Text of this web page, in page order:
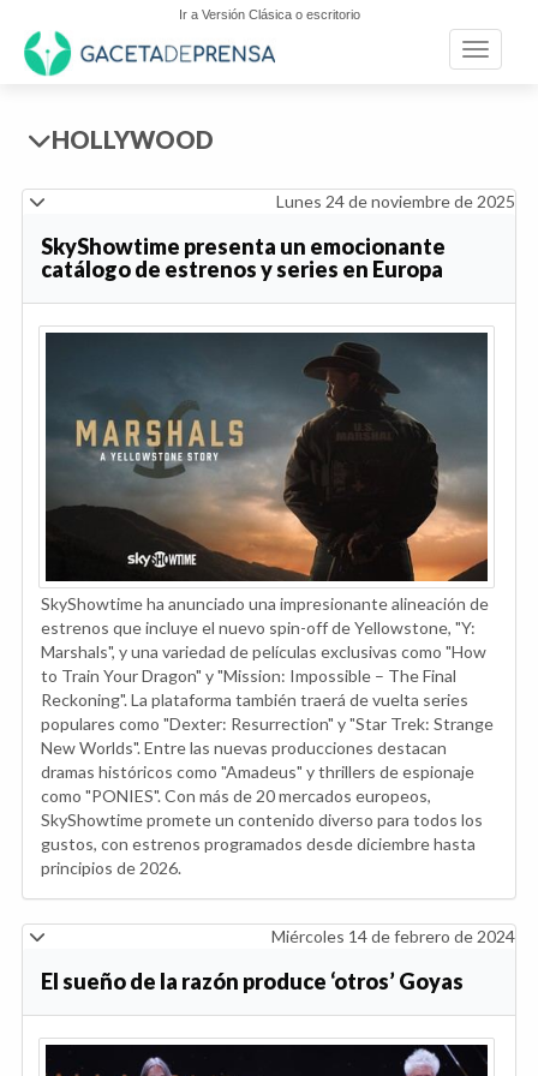
Ir a Versión Clásica o escritorio
Toggle
HOLLYWOOD
Lunes 24 de noviembre de 2025
SkyShowtime presenta un emocionante
catálogo de estrenos y series en Europa
SkyShowtime ha anunciado una impresionante alineación de
estrenos que incluye el nuevo spin-off de Yellowstone, "Y:
Marshals", y una variedad de películas exclusivas como "How
to Train Your Dragon" y "Mission: Impossible – The Final
Reckoning". La plataforma también traerá de vuelta series
populares como "Dexter: Resurrection" y "Star Trek: Strange
New Worlds". Entre las nuevas producciones destacan
dramas históricos como "Amadeus" y thrillers de espionaje
como "PONIES". Con más de 20 mercados europeos,
SkyShowtime promete un contenido diverso para todos los
gustos, con estrenos programados desde diciembre hasta
principios de 2026.
Miércoles 14 de febrero de 2024
El sueño de la razón produce ‘otros’ Goyas